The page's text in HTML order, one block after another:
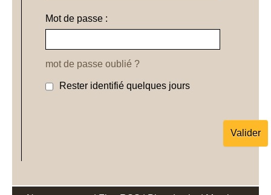
Mot de passe :
mot de passe oublié ?
Rester identifié quelques jours